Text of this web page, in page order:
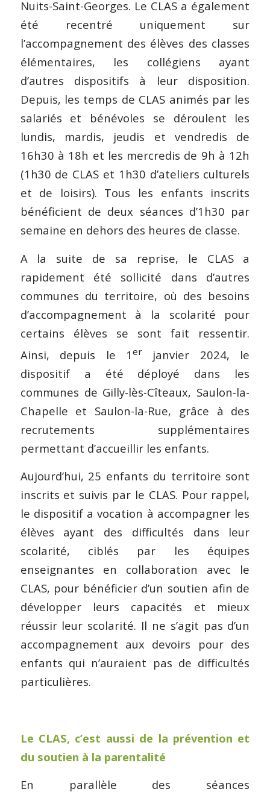
Nuits-Saint-Georges. Le CLAS a également
été recentré uniquement sur
l’accompagnement des élèves des classes
élémentaires, les collégiens ayant
d’autres dispositifs à leur disposition.
Depuis, les temps de CLAS animés par les
salariés et bénévoles se déroulent les
lundis, mardis, jeudis et vendredis de
16h30 à 18h et les mercredis de 9h à 12h
(1h30 de CLAS et 1h30 d’ateliers culturels
et de loisirs). Tous les enfants inscrits
bénéficient de deux séances d’1h30 par
semaine en dehors des heures de classe.
A la suite de sa reprise, le CLAS a
rapidement été sollicité dans d’autres
communes du territoire, où des besoins
d’accompagnement à la scolarité pour
certains élèves se sont fait ressentir.
Ainsi, depuis le 1 er
janvier 2024, le
dispositif a été déployé dans les
communes de Gilly-lès-Cîteaux, Saulon-la-
Chapelle et Saulon-la-Rue, grâce à des
recrutements supplémentaires
permettant d’accueillir les enfants.
Aujourd’hui, 25 enfants du territoire sont
inscrits et suivis par le CLAS. Pour rappel,
le dispositif a vocation à accompagner les
élèves ayant des difficultés dans leur
scolarité, ciblés par les équipes
enseignantes en collaboration avec le
CLAS, pour bénéficier d’un soutien afin de
développer leurs capacités et mieux
réussir leur scolarité. Il ne s’agit pas d’un
accompagnement aux devoirs pour des
enfants qui n’auraient pas de difficultés
particulières.
Le CLAS, c’est aussi de la prévention et
du soutien à la parentalité
En parallèle des séances